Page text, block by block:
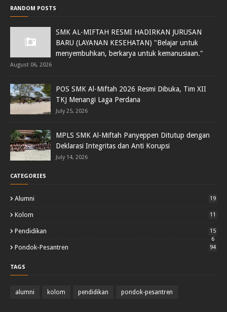
RANDOM POSTS
SMK AL-MIFTAH RESMI HADIRKAN JURUSAN
BARU (LAYANAN KESEHATAN) "Belajar untuk
menyembuhkan, berkarya untuk kemanusiaan."
August 06, 2026
POS SMK Al-Miftah 2026 Resmi Dibuka, Tim XII
TKJ Menangi Laga Perdana
July 25, 2026
MPLS SMK Al-Miftah Panyeppen Ditutup dengan
Deklarasi Integritas dan Anti Korupsi
July 14, 2026
CATEGORIES
Alumni 19
Kolom 11
Pendidikan
15
6
Pondok-Pesantren 94
TAGS
alumni kolom pendidikan pondok-pesantren